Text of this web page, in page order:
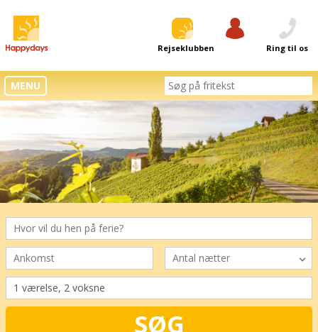
Rejseklubben Ring til os
MENU
SØG